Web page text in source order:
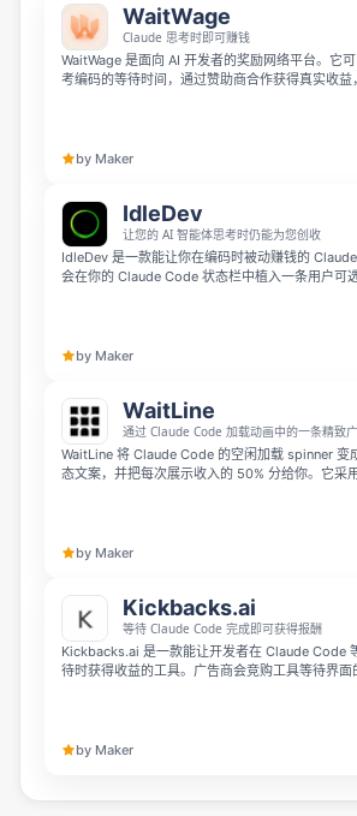
WaitWage
Claude 思考时即可赚钱
WaitWage 是面向 AI 开发者的奖励网络平台。它
考编码的等待时间，通过赞助商合作获得真实收益
by Maker
IdleDev
让您的 AI 智能体思考时仍能为您创收
IdleDev 是一款能让你在编码时被动赚钱的
会在你的 Claude Code 状态栏中植入一条用户可
by Maker
WaitLine
通过 Claude Code 加载动画中的一条精致
WaitLine 将 Claude Code 的空闲加载 spinner 变
态文案，并把每次展示收入的 50% 分给你。它采
by Maker
Kickbacks.ai
等待 Claude Code 完成即可获得报酬
Kickbacks.ai 是一款能让开发者在 Claude Code
待时获得收益的工具。广告商会竞购工具等待界面
by Maker